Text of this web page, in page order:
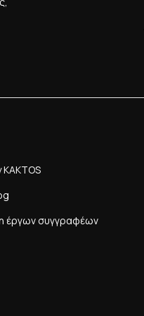
έργων συγγραφέων